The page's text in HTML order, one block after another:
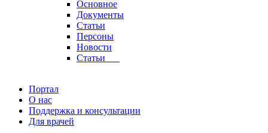
Основное
Документы
Статьи
Персоны
Новости
Статьи___
Портал
О нас
Поддержка и консультации
Для врачей